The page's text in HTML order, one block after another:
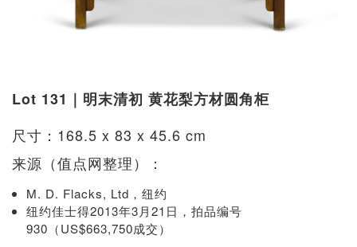
Lot 131｜明末清初 黄花梨方材圆角柜
尺寸：168.5 x 83 x 45.6 cm
来源（值点网整理）：
M. D. Flacks, Ltd，纽约
纽约佳士得2013年3月21日，拍品编号
930（US$663,750成交）